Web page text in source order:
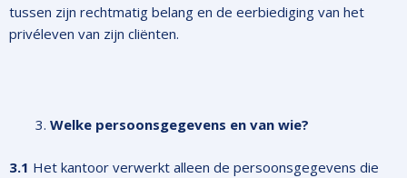
tussen zijn rechtmatig belang en de eerbiediging van het
privéleven van zijn cliënten.
Welke persoonsgegevens en van wie?
3.1 Het kantoor verwerkt alleen de persoonsgegevens die